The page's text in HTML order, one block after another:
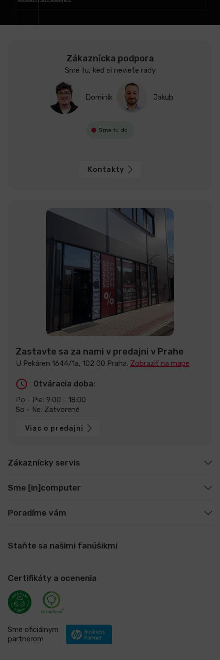
Zákaznícka podpora
Sme tu, keď si neviete rady
Dominik Jakub
Sme tu do
Kontakty
Zastavte sa za nami v predajni v Prahe
U Pekáren 1644/1a, 102 00 Praha. Zobraziť na mape
Otváracia doba:
Po - Pia: 9:00 - 18:00
So - Ne: Zatvorené
Viac o predajni
Zákaznícky servis
Sme [in]computer
Poradíme vám
Staňte sa našimi fanúšikmi
Certifikáty a ocenenia
Sme oficiálnym
partnerom